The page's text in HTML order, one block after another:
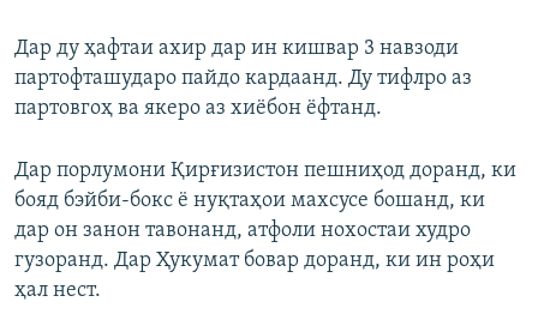
Дар ду ҳафтаи ахир дар ин кишвар 3 навзоди
партофташударо пайдо кардаанд. Ду тифлро аз
партовгоҳ ва якеро аз хиёбон ёфтанд.
Дар порлумони Қирғизистон пешниҳод доранд, ки
бояд бэйби-бокс ё нуқтаҳои махсусе бошанд, ки
дар он занон тавонанд, атфоли нохостаи худро
гузоранд. Дар Ҳукумат бовар доранд, ки ин роҳи
ҳал нест.